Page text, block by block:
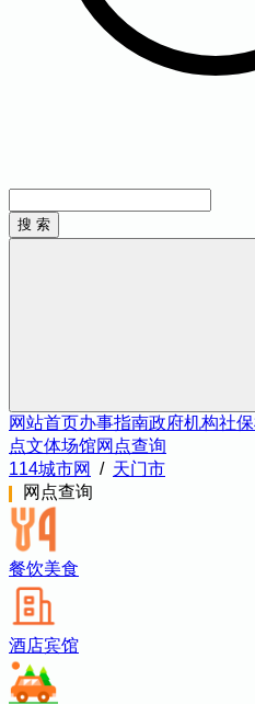
网站首页办事指南政府机构社
点文体场馆网点查询
114城市网
/ 天门市
网点查询
餐饮美食
酒店宾馆